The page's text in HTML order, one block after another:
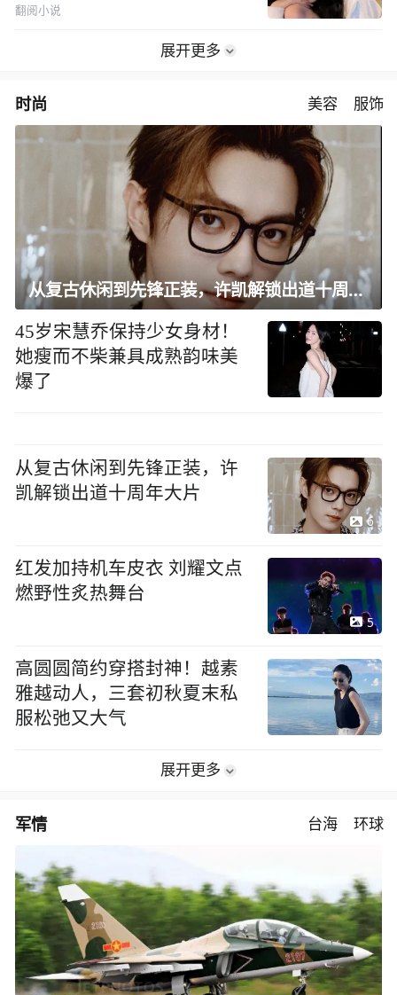
翻阅小说
展开更多
时尚 美容 服饰
从复古休闲到先锋正装，许凯解锁出道十周年大片
45岁宋慧乔保持少女身材！
她瘦而不柴兼具成熟韵味美
爆了
从复古休闲到先锋正装，许
凯解锁出道十周年大片
6
红发加持机车皮衣 刘耀文点
燃野性炙热舞台
5
高圆圆简约穿搭封神！越素
雅越动人，三套初秋夏末私
服松弛又大气
展开更多
军情 台海 环球